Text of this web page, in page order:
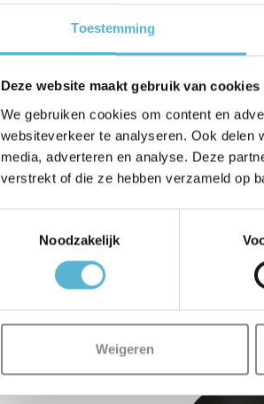
Toestemming
Deze website maakt gebruik van cookies
We gebruiken cookies om content en
websiteverkeer te analyseren. Ook delen
media, adverteren en analyse. Deze
verstrekt of die ze hebben verzameld op
Noodzakelijk
Weigeren
Spot Lunata 3
beige